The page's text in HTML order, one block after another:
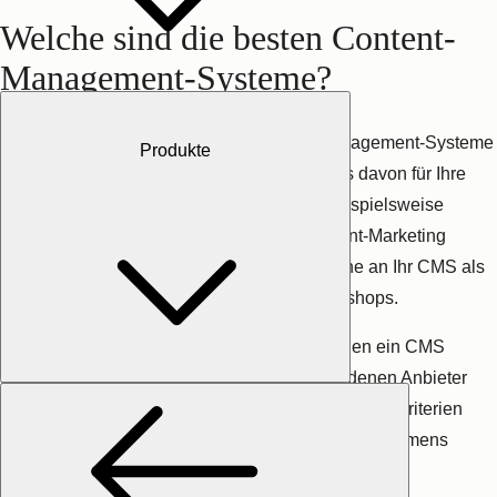
Produkte
Als Orientierungshilfe zeigen wir Ihnen im folgenden
Vergleich, wodurch uns die beliebtesten Content-Management-
Systeme jeweils überzeugen.
1. CMS Hub
ansprechende Angebotsseite für Ihre B2B-Website erstellen
möchten: All das ist mit dem kostenlosen
HubSpot möglich, und zwar ganz ohne Know-how im
Programmieren.
anpassbare Designvorlagen
and-Drop-Editorsparen Sie sich jede Menge Zeit beim
Erstellen von Website-Inhalten. Dank